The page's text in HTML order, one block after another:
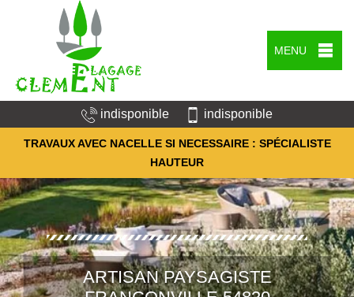
MENU
indisponible indisponible
TRAVAUX AVEC NACELLE SI NECESSAIRE : SPÉCIALISTE
HAUTEUR
ARTISAN PAYSAGISTE